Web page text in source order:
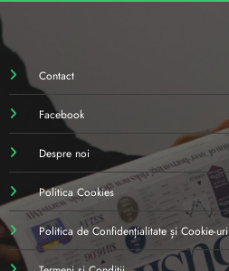
Contact
Facebook
Despre noi
Politica Cookies
Politica de Confidențialitate și Cookie-uri